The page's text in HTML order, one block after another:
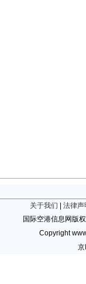
关于我们
法律声
国际空港信息网版
Copyright